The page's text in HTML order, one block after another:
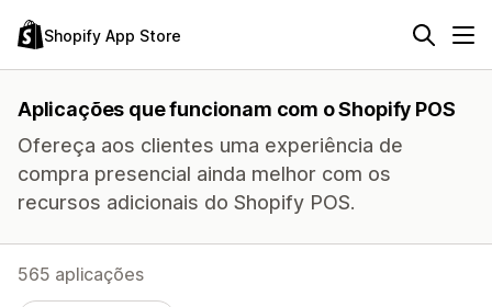
Shopify App Store
Aplicações que funcionam com o Shopify POS
Ofereça aos clientes uma experiência de
compra presencial ainda melhor com os
recursos adicionais do Shopify POS.
565 aplicações